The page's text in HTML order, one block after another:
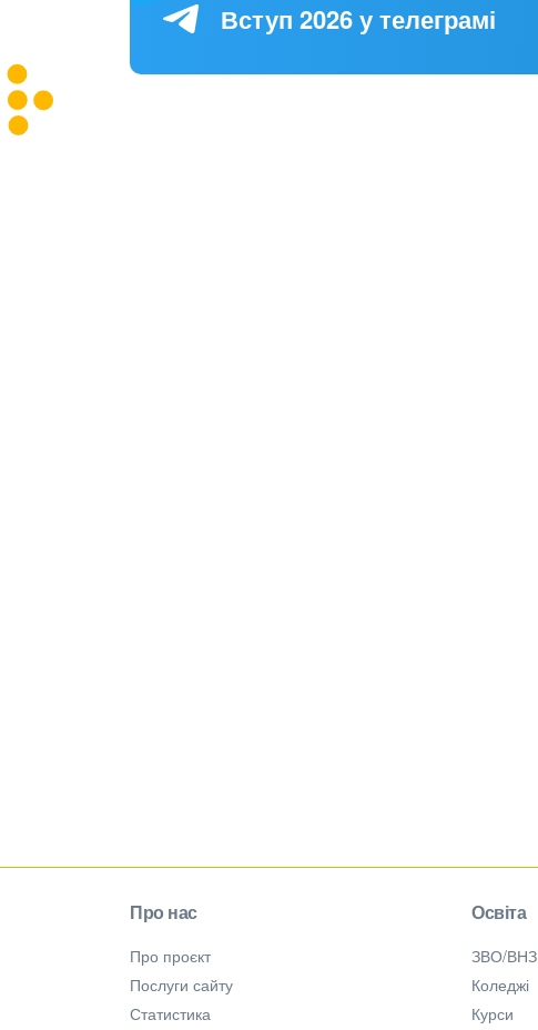
Вступ 2026 у телеграмі
Про нас
Про проєкт
Послуги сайту
Статистика
Освіта
ЗВО/ВНЗ
Коледжі
Курси